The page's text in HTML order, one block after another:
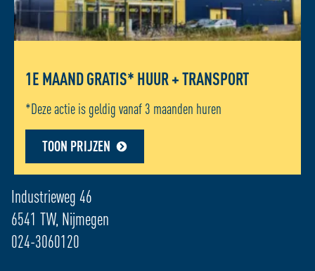
1E MAAND GRATIS* HUUR + TRANSPORT
*Deze actie is geldig vanaf 3 maanden huren
TOON PRIJZEN
ADRES LOCATIE - NIJMEGEN
Industrieweg 46
6541 TW, Nijmegen
024-3060120